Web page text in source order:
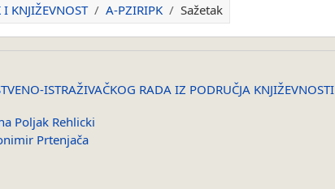
I KNJIŽEVNOST A-PZIRIPK Sažetak
ISTRAŽIVAČKOG RADA IZ PODRUČJA KNJIŽEVNOSTI
Poljak Rehlicki
Prtenjača